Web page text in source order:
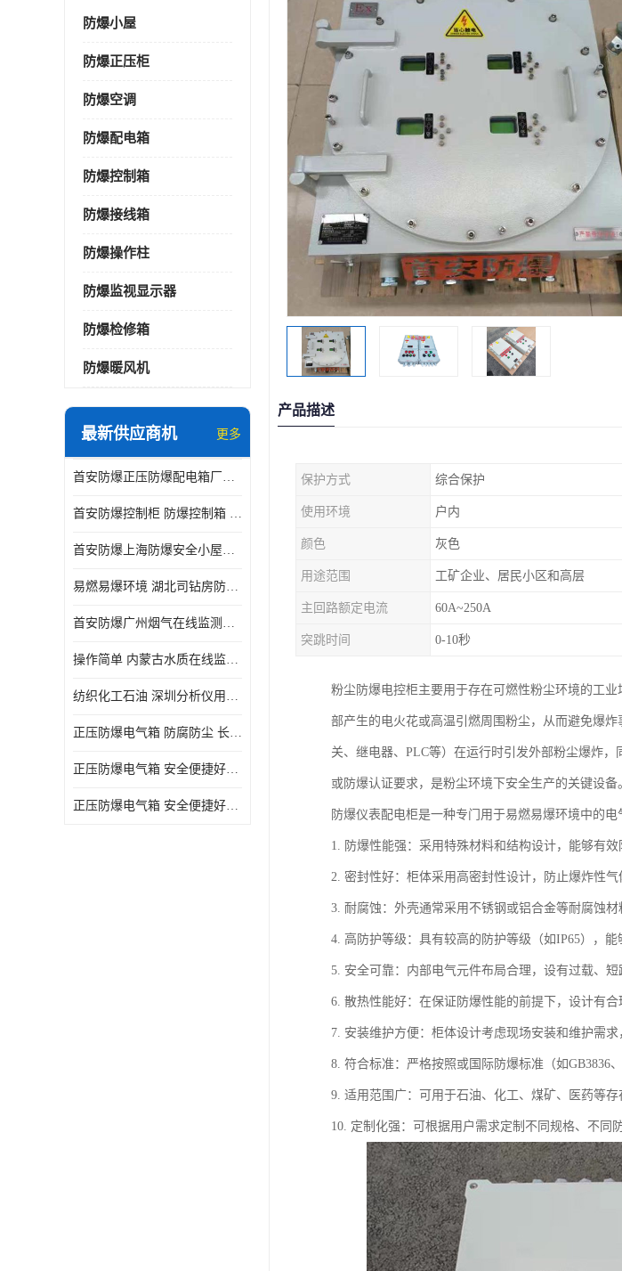
防爆小屋
防爆正压柜
防爆空调
防爆配电箱
防爆控制箱
防爆接线箱
防爆操作柱
防爆监视显示器
防爆检修箱
防爆暖风机
最新供应商机 更多
首安防爆正压防爆配电箱厂家直供
首安防爆控制柜 防爆控制箱 厂家直售
首安防爆上海防爆安全小屋厂家直售
易燃易爆环境 湖北司钻房防爆分析小屋
首安防爆广州烟气在线监测防爆分析小屋厂家直售
操作简单 内蒙古水质在线监测防爆小屋
纺织化工石油 深圳分析仪用防爆小屋
正压防爆电气箱 防腐防尘 长沙正压型防爆电箱
正压防爆电气箱 安全便捷好操作 深圳防爆电气柜
正压防爆电气箱 安全便捷好操作 深圳粉尘防爆正压电气箱
产品描述
保护方式 综合保护
使用环境 户内
颜色 灰色
用途范围 工矿企业、居民小区和高层
主回路额定电流 60A~250A
突跳时间 0-10秒
粉尘防爆电控柜主要用于存在可燃性粉尘环境的工
部产生的电火花或高温引燃周围粉尘，从而避免爆
关、继电器、PLC等）在运行时引发外部粉尘爆炸
或防爆认证要求，是粉尘环境下安全生产的关键设备
防爆仪表配电柜是一种专门用于易燃易爆环境中的电
1. 防爆性能强：采用特殊材料和结构设计，能够有
2. 密封性好：柜体采用高密封性设计，防止爆炸性
3. 耐腐蚀：外壳通常采用不锈钢或铝合金等耐腐蚀材
4. 高防护等级：具有较高的防护等级（如IP65），
5. 安全可靠：内部电气元件布局合理，设有过载、短
6. 散热性能好：在保证防爆性能的前提下，设计有合
7. 安装维护方便：柜体设计考虑现场安装和维护需求
8. 符合标准：严格按照或国际防爆标准（如GB3836
9. 适用范围广：可用于石油、化工、煤矿、医药等存
10. 定制化强：可根据用户需求定制不同规格、不同